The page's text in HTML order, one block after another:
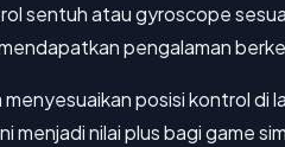
sentuh atau gyroscope
pengalaman
posisi kontrol di
menjadi nilai plus bagi game